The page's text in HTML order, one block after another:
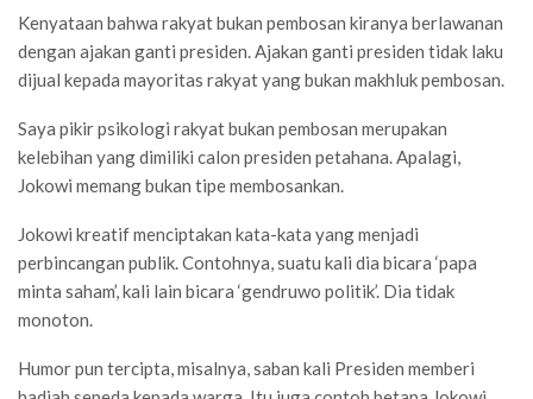
Kenyataan bahwa rakyat bukan pembosan kiranya berlawanan
dengan ajakan ganti presiden. Ajakan ganti presiden tidak laku
dijual kepada mayoritas rakyat yang bukan makhluk pembosan.
Saya pikir psikologi rakyat bukan pembosan merupakan
kelebihan yang dimiliki calon presiden petahana. Apalagi,
Jokowi memang bukan tipe membosankan.
Jokowi kreatif menciptakan kata-kata yang menjadi
perbincangan publik. Contohnya, suatu kali dia bicara ‘papa
minta saham’, kali lain bicara ‘gendruwo politik’. Dia tidak
monoton.
Humor pun tercipta, misalnya, saban kali Presiden memberi